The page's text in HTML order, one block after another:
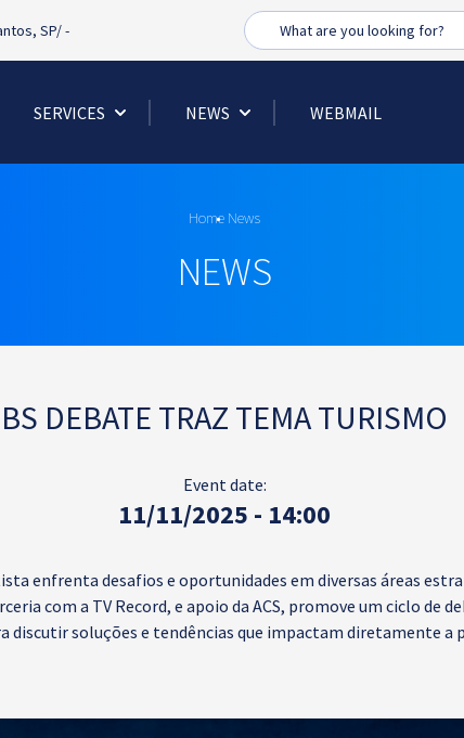
SP/- Busca
SERVICES NEWS WEBMAIL
Home News
NEWS
BS DEBATE TRAZ TEMA TURISMO
Event date:
11/11/2025 - 14:00
enfrenta desafios e oportunidades em diversas áreas
com a TV Record, e apoio da ACS, promove um ciclo de
soluções e tendências que impactam diretamente a